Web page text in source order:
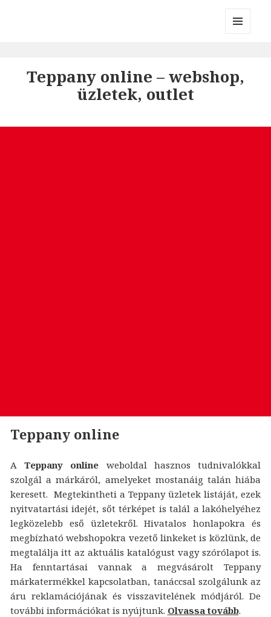
Teppany online – webshop,
üzletek, outlet
Teppany online
A Teppany online weboldal hasznos tudnivalókkal
szolgál a márkáról, amelyeket mostanáig talán hiába
keresett. Megtekintheti a Teppany üzletek listáját, ezek
nyitvatartási idejét, sőt térképet is talál a lakóhelyéhez
legközelebb eső üzletekről. Hivatalos honlapokra és
megbízható webshopokra vezető linkeket is közlünk, de
megtalálja itt az aktuális katalógust vagy szórólapot is.
Ha fenntartásai vannak a megvásárolt Teppany
márkatermékkel kapcsolatban, tanáccsal szolgálunk az
áru reklamációjának és visszavitelének módjáról. De
további információkat is nyújtunk. Olvassa tovább.